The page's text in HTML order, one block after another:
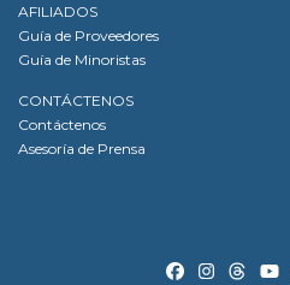
AFILIADOS
Guía de Proveedores
Guía de Minoristas
CONTÁCTENOS
Contáctenos
Asesoría de Prensa